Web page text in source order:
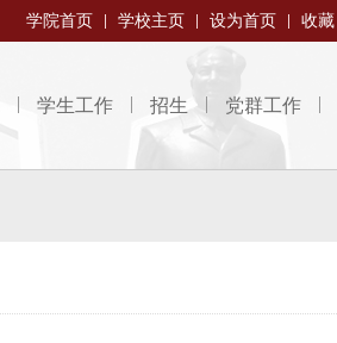
学院首页 学校主页 设为首页 收藏
学生工作 招生 党群工作